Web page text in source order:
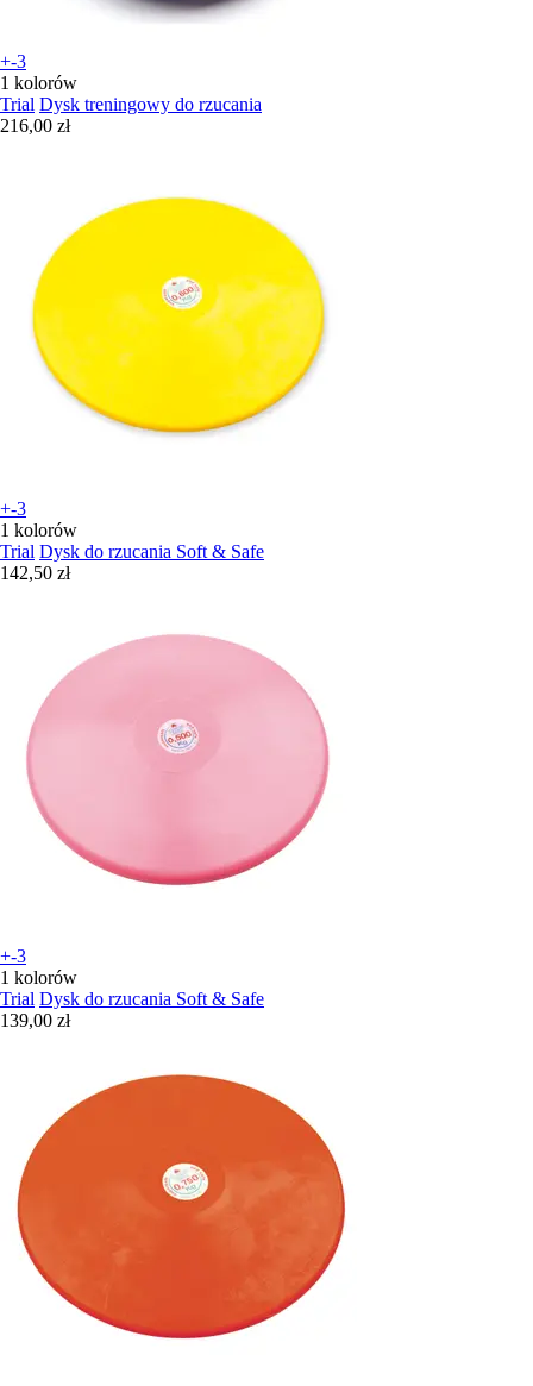
+-3
1 kolorów
Trial Dysk treningowy do rzucania
216,00 zł
+-3
1 kolorów
Trial Dysk do rzucania Soft & Safe
142,50 zł
+-3
1 kolorów
Trial Dysk do rzucania Soft & Safe
139,00 zł